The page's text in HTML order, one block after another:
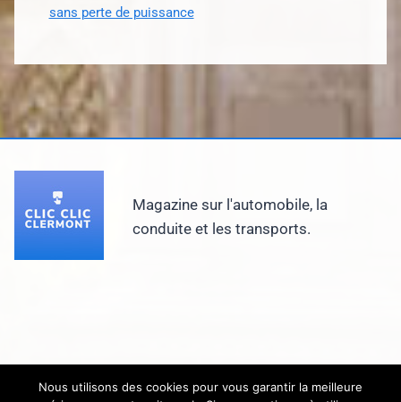
sans perte de puissance
Magazine sur l'automobile, la
conduite et les transports.
Nous utilisons des cookies pour vous garantir la meilleure